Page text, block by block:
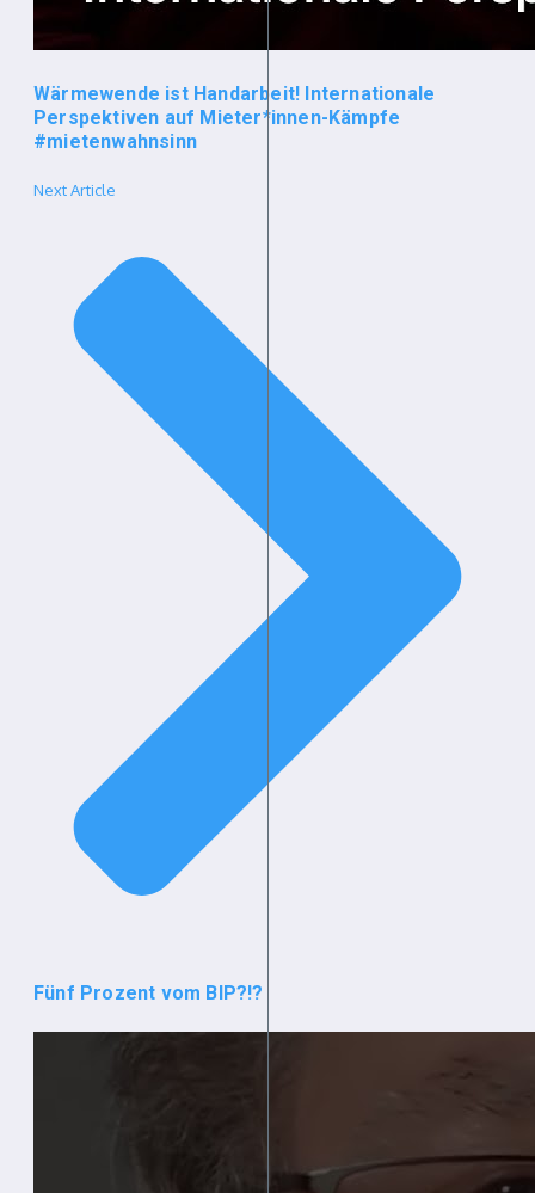
Wärmewende ist Handarbeit! Internationale
Perspektiven auf Mieter*innen-Kämpfe
#mietenwahnsinn
Next Article
Fünf Prozent vom BIP?!?